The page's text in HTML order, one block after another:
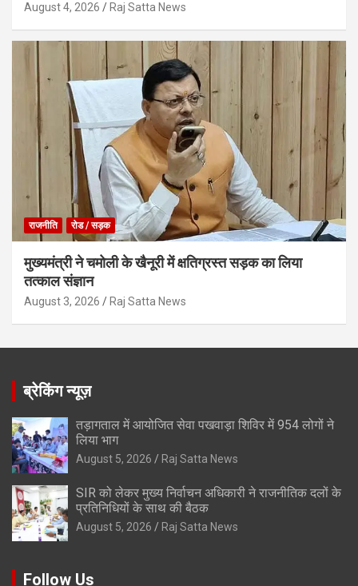
August 4, 2026 Raj Satta News
राजनीति रोड / सड़क
मुख्यमंत्री ने चमोली के खैनूरी में क्षतिग्रस्त सड़क का लिया
तत्काल संज्ञान
August 3, 2026 Raj Satta News
ब्रेकिंग न्यूज़
तड़ागताल में आयोजित सेवा पखवाड़ा शिविर में 954 लोगों ने
लिया भाग
August 5, 2026 Raj Satta News
SIR को लेकर मुख्य निर्वाचन अधिकारी ने राजनीतिक दलों के
प्रतिनिधियों के साथ की बैठक
August 5, 2026 Raj Satta News
Follow Us